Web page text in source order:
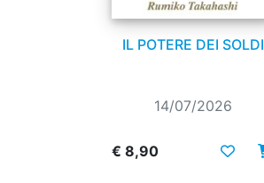
IL POTERE DEI SOLDI
14/07/2026
€ 8,90